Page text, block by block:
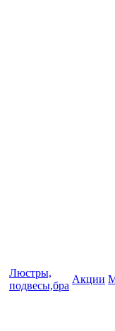
Люстры,
подвесы,бра
Акции